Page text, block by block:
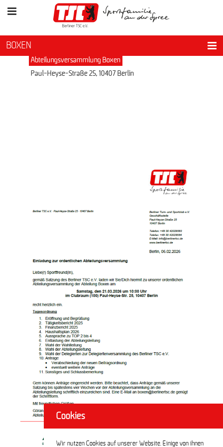
BOXEN21.03. - 21.03.
Abteilungsversammlung Boxen
Paul-Heyse-Straße 25, 10407 Berlin
Cookies
Wir nutzen Cookies auf unserer Website. Einige von ihnen